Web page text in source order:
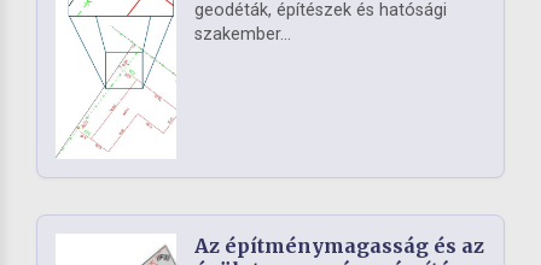
geodéták, építészek és hatósági
szakember...
Az építménymagasság és az